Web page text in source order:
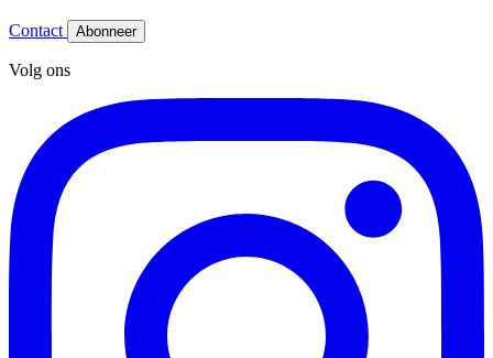
Contact Abonneer
Volg ons